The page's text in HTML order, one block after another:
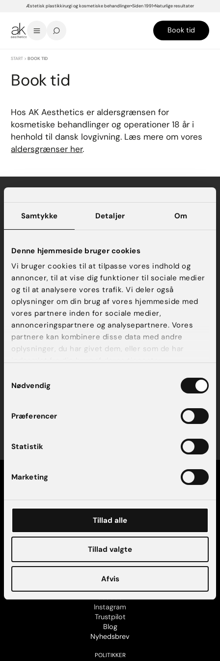
Samtykke Detaljer Om
Denne hjemmeside bruger cookies
Vi bruger cookies til at tilpasse vores indhold og
annoncer, til at vise dig funktioner til sociale medier
og til at analysere vores trafik. Vi deler også
oplysninger om din brug af vores hjemmeside med
vores partnere inden for sociale medier,
annonceringspartnere og analysepartnere. Vores
partnere kan kombinere disse data med andre
oplysninger, du har givet dem, eller som de har
indsamlet fra din brug af deres tjenester.
Nødvendig
Præferencer
Statistik
Marketing
Tillad alle
Tillad valgte
Afvis
Æstetisk plastikkirurgi og kosmetiske behandlinger Siden 1991 Naturlige resultater
Book tid
START >BOOK TID
Book tid
Hos AK Aesthetics er aldersgrænsen for
kosmetiske behandlinger og operationer 18 år i
henhold til dansk lovgivning. Læs mere om vores
aldersgrænser her.
Book tid
AK Aesthetics København
AK Aesthetics Aarhus
Kontakt os
Facebook
Instagram
Trustpilot
Blog
Nyhedsbrev
POLITIKKER